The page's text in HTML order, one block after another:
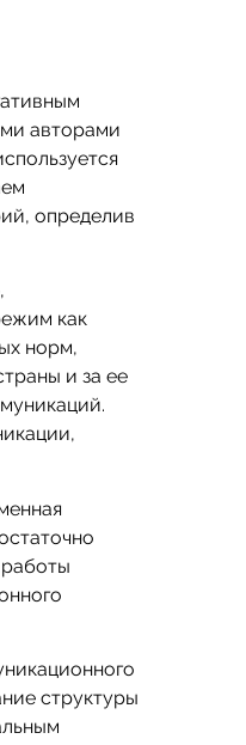
авторами
определив
как
норм,
и за ее
структуры